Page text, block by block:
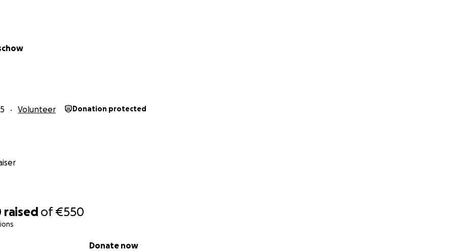
raised of€550
Donate now
Volunteer Donation protected